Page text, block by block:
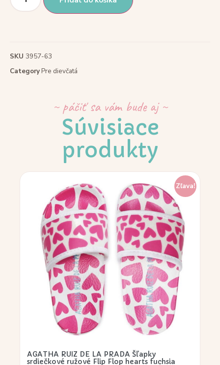
SKU 3957-63
CategoryPre dievčatá
~ páčiť sa vám bude aj ~
Súvisiace
produkty
Zľava!
AGATHA RUIZ DE LA PRADA Šľapky
srdiečkové ružové Flip Flop hearts fuchsia